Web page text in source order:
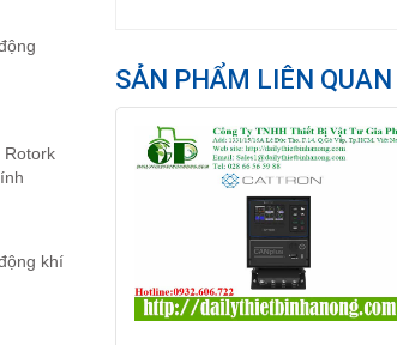
SẢN PHẨM LIÊN QUAN
Rotork
khí